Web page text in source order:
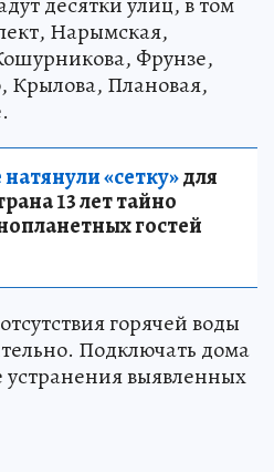
Нарымская,
Фрунзе,
Крылова, Плановая,
«сетку»для
13 лет тайно
гостей
горячей воды
Подключать дома
устранения выявленных